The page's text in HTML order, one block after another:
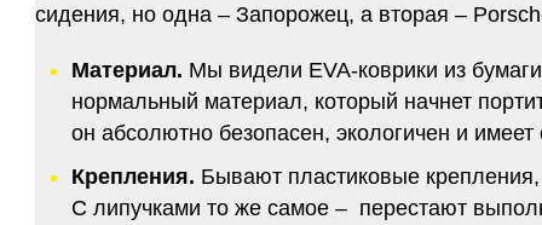
сидения, но одна – Запорожец, а вторая –
Материал. Мы видели EVA-коврики из
нормальный материал, который начнет
он абсолютно безопасен, экологичен и
Крепления. Бывают пластиковые
С липучками то же самое – перестают